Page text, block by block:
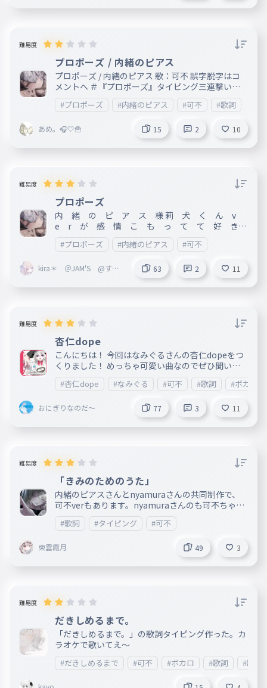
難易度
プロポーズ / 内緒のピアス
プロポーズ / 内緒のピアス 歌：可不 誤字脱字はコ
メントへ ＃『プロポーズ』タイピング三連撃いく
ぜっ！ （なとり/内緒のピアス/すとぷり）
#プロポーズ #内緒のピアス #可不 #歌詞
あめ。🎧️🤍🍟 15 2 10
難易度
プロポーズ
内 緒 の ピ ア ス 様 莉 犬 く ん v
e r が 感 情 こ も っ て て 好 き 9
月24日 30回プレイありがと
#プロポーズ #内緒のピアス #可不
kira＊ ＠JAM'S @すと
63 2 11
難易度
杏仁dope
こんにちは！ 今回はなみぐるさんの杏仁dopeをつ
くりました！ めっちゃ可愛い曲なのでぜひ聞いて
みてください！ ＿＿＿＿＿＿＿＿＿＿＿＿＿＿＿
＿＿＿＿＿＿＿＿＿＿＿＿＿＿＿＿＿＿＿＿＿＿＿
8/01 作詞:なみぐる 作曲:なみぐる
#杏仁dope #なみぐる #可不 #歌詞 #ボカロ
おにぎりなのだ～ 77 3 11
難易度
「きみのためのうた」
内緒のピアスさんとnyamuraさんの共同制作で、
可不verもあります。nyamuraさんのも可不ちゃん
のも聴いてみると沢山違いがあってすごく楽しいで
す。可不verの方をリンクとして張っておくので、
ください。 歌詞がすごく好きで、自分の中で会話し
てるようなところもあれば全体的に我儘を正当化し
て押し付けてくるような、不安定さと鬱っぽさが音
た/可不↓ https://www.youtube.com/watch?v=XQ
#歌詞 #タイピング #可不
東雲霞月 49 3
難易度
だきしめるまで。
「だきしめるまで。」の歌詞タイピング作った。カ
ラオケで歌いてえ〜
#だきしめるまで #可不 #ボカロ #歌詞 #歌詞